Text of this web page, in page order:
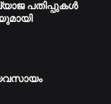
പതിപ്പുകൾ